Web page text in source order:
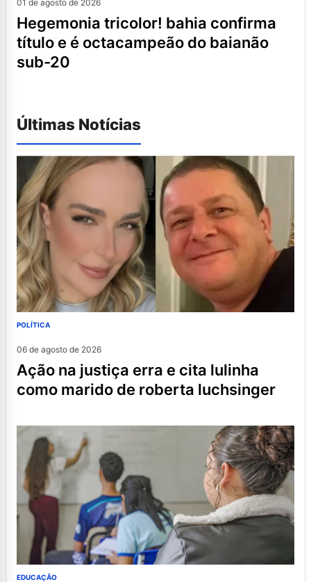
01 de agosto de 2026
hegemonia tricolor! bahia confirma
título e é octacampeão do baianão
sub-20
Últimas Notícias
POLÍTICA
06 de agosto de 2026
ação na justiça erra e cita lulinha
como marido de roberta luchsinger
EDUCAÇÃO